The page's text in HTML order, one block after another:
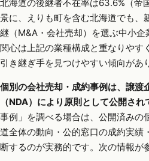
北海道の後継者不在率は63.6%（帝
景に、えりも町を含む北海道でも、
継（M&A・会社売却）を選ぶ中小
関心は上記の業種構成と重なりやす
引き継ぎ手を見つけやすい傾向があ
個別の会社売却・成約事例は、譲渡
（NDA）により原則として公開され
事例」を調べる場合は、公開済みの
道全体の動向・公的窓口の成約実績
断するのが実務的です。次の情報が